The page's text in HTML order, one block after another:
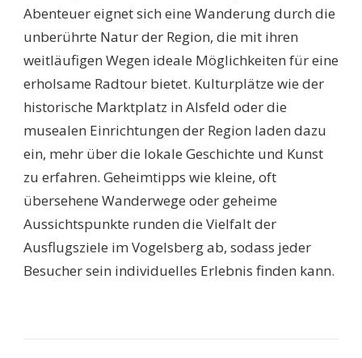
Abenteuer eignet sich eine Wanderung durch die
unberührte Natur der Region, die mit ihren
weitläufigen Wegen ideale Möglichkeiten für eine
erholsame Radtour bietet. Kulturplätze wie der
historische Marktplatz in Alsfeld oder die
musealen Einrichtungen der Region laden dazu
ein, mehr über die lokale Geschichte und Kunst
zu erfahren. Geheimtipps wie kleine, oft
übersehene Wanderwege oder geheime
Aussichtspunkte runden die Vielfalt der
Ausflugsziele im Vogelsberg ab, sodass jeder
Besucher sein individuelles Erlebnis finden kann.